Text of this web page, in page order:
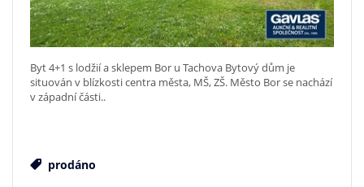
Byt 4+1 s lodžií a sklepem Bor u Tachova Bytový dům je
situován v blízkosti centra města, MŠ, ZŠ. Město Bor se nachází
v západní části..
prodáno